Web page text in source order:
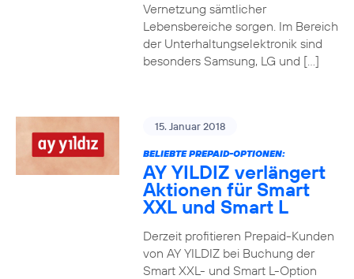
Vernetzung sämtlicher
Lebensbereiche sorgen. Im Bereich
der Unterhaltungselektronik sind
besonders Samsung, LG und […]
15. Januar 2018
BELIEBTE PREPAID-OPTIONEN:
AY YILDIZ verlängert
Aktionen für Smart
XXL und Smart L
Derzeit profitieren Prepaid-Kunden
von AY YILDIZ bei Buchung der
Smart XXL- und Smart L-Option